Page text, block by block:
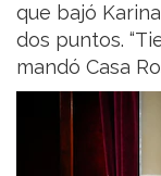
que bajó
dos puntos.
mandó Casa